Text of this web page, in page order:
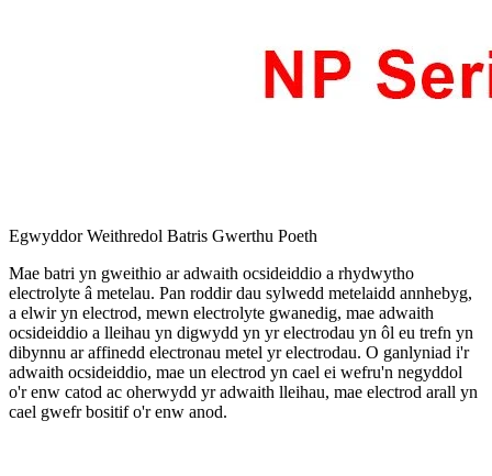
Egwyddor Weithredol Batris Gwerthu Poeth
Mae batri yn gweithio ar adwaith ocsideiddio a rhydwytho
electrolyte â metelau. Pan roddir dau sylwedd metelaidd annhebyg,
a elwir yn electrod, mewn electrolyte gwanedig, mae adwaith
ocsideiddio a lleihau yn digwydd yn yr electrodau yn ôl eu trefn yn
dibynnu ar affinedd electronau metel yr electrodau. O ganlyniad i'r
adwaith ocsideiddio, mae un electrod yn cael ei wefru'n negyddol
o'r enw catod ac oherwydd yr adwaith lleihau, mae electrod arall yn
cael gwefr bositif o'r enw anod.